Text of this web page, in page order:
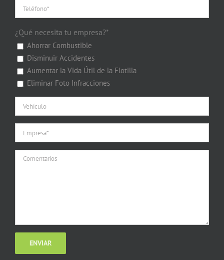
¿Qué necesita tu empresa?*
Ahorrar Combustible
Disminuir Accidentes
Aumentar la Vida Útil de la Flotilla
Eliminar Foto Infracciones